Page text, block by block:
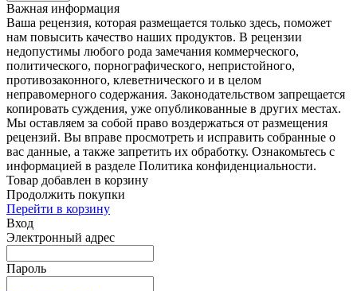
Важная информация
Ваша рецензия, которая размещается только здесь, поможет
нам повысить качество наших продуктов. В рецензии
недопустимы любого рода замечания коммерческого,
политического, порнографического, непристойного,
противозаконного, клеветнического и в целом
неправомерного содержания. Законодательством запрещается
копировать суждения, уже опубликованные в других местах.
Мы оставляем за собой право воздержаться от размещения
рецензий. Вы вправе просмотреть и исправить собранные о
вас данные, а также запретить их обработку. Ознакомьтесь с
информацией в разделе Политика конфиденциальности.
Товар добавлен в корзину
Продолжить покупки
Перейти в корзину
Вход
Электронный адрес
Пароль